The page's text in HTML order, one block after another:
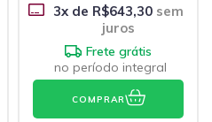
3x de R$643,30sem
juros
Frete grátis
no período integral
COMPRAR